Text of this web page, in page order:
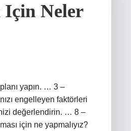
Için Neler
yapın. … 3 –
engelleyen faktörleri
değerlendirin. … 8 –
için ne yapmalıyız?